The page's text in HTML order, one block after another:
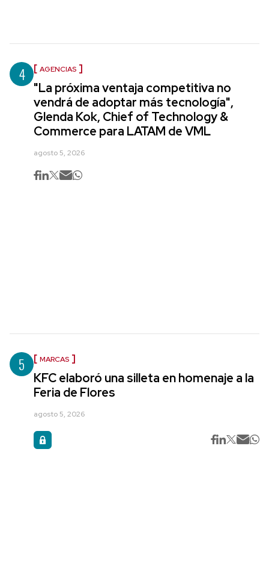
4 AGENCIAS
"La próxima ventaja competitiva no
vendrá de adoptar más tecnología",
Glenda Kok, Chief of Technology &
Commerce para LATAM de VML
agosto 5, 2026
5 MARCAS
KFC elaboró una silleta en homenaje a la
Feria de Flores
agosto 5, 2026